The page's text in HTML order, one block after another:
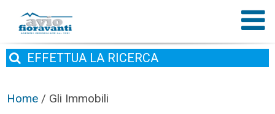
EFFETTUA LA RICERCA
Home / Gli Immobili